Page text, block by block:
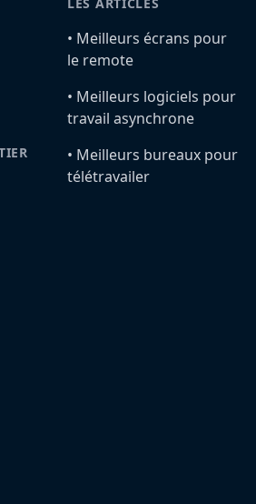
•️ Meilleurs écrans pour
le remote
•️ Meilleurs logiciels pour
travail asynchrone
•️ Meilleurs bureaux pour
télétravailer